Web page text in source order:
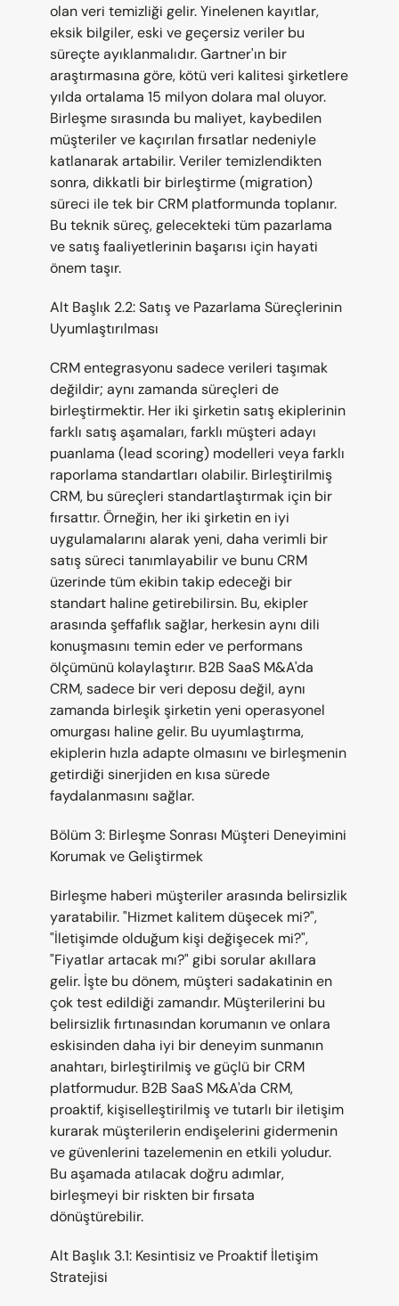
olan veri temizliği gelir. Yinelenen kayıtlar,
eksik bilgiler, eski ve geçersiz veriler bu
süreçte ayıklanmalıdır. Gartner'ın bir
araştırmasına göre, kötü veri kalitesi şirketlere
yılda ortalama 15 milyon dolara mal oluyor.
Birleşme sırasında bu maliyet, kaybedilen
müşteriler ve kaçırılan fırsatlar nedeniyle
katlanarak artabilir. Veriler temizlendikten
sonra, dikkatli bir birleştirme (migration)
süreci ile tek bir CRM platformunda toplanır.
Bu teknik süreç, gelecekteki tüm pazarlama
ve satış faaliyetlerinin başarısı için hayati
önem taşır.
Alt Başlık 2.2: Satış ve Pazarlama Süreçlerinin
Uyumlaştırılması
CRM entegrasyonu sadece verileri taşımak
değildir; aynı zamanda süreçleri de
birleştirmektir. Her iki şirketin satış ekiplerinin
farklı satış aşamaları, farklı müşteri adayı
puanlama (lead scoring) modelleri veya farklı
raporlama standartları olabilir. Birleştirilmiş
CRM, bu süreçleri standartlaştırmak için bir
fırsattır. Örneğin, her iki şirketin en iyi
uygulamalarını alarak yeni, daha verimli bir
satış süreci tanımlayabilir ve bunu CRM
üzerinde tüm ekibin takip edeceği bir
standart haline getirebilirsin. Bu, ekipler
arasında şeffaflık sağlar, herkesin aynı dili
konuşmasını temin eder ve performans
ölçümünü kolaylaştırır. B2B SaaS M&A'da
CRM, sadece bir veri deposu değil, aynı
zamanda birleşik şirketin yeni operasyonel
omurgası haline gelir. Bu uyumlaştırma,
ekiplerin hızla adapte olmasını ve birleşmenin
getirdiği sinerjiden en kısa sürede
faydalanmasını sağlar.
Bölüm 3: Birleşme Sonrası Müşteri Deneyimini
Korumak ve Geliştirmek
Birleşme haberi müşteriler arasında belirsizlik
yaratabilir. "Hizmet kalitem düşecek mi?",
"İletişimde olduğum kişi değişecek mi?",
"Fiyatlar artacak mı?" gibi sorular akıllara
gelir. İşte bu dönem, müşteri sadakatinin en
çok test edildiği zamandır. Müşterilerini bu
belirsizlik fırtınasından korumanın ve onlara
eskisinden daha iyi bir deneyim sunmanın
anahtarı, birleştirilmiş ve güçlü bir CRM
platformudur. B2B SaaS M&A'da CRM,
proaktif, kişiselleştirilmiş ve tutarlı bir iletişim
kurarak müşterilerin endişelerini gidermenin
ve güvenlerini tazelemenin en etkili yoludur.
Bu aşamada atılacak doğru adımlar,
birleşmeyi bir riskten bir fırsata
dönüştürebilir.
Alt Başlık 3.1: Kesintisiz ve Proaktif İletişim
Stratejisi